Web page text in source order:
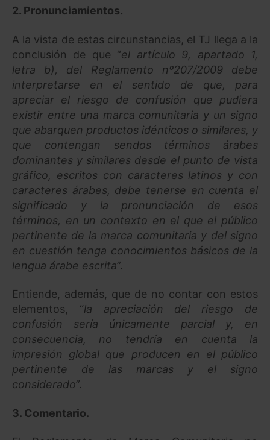
2. Pronunciamientos.
A la vista de estas circunstancias, el TJ llega a la
conclusión de que “el artículo 9, apartado 1,
letra b), del Reglamento nº207/2009 debe
interpretarse en el sentido de que, para
apreciar el riesgo de confusión que pudiera
existir entre una marca comunitaria y un signo
que abarquen productos idénticos o similares, y
que contengan sendos términos árabes
dominantes y similares desde el punto de vista
gráfico, escritos con caracteres latinos y con
caracteres árabes, debe tenerse en cuenta el
significado y la pronunciación de esos
términos, en un contexto en el que el público
pertinente de la marca comunitaria y del signo
en cuestión tenga conocimientos básicos de la
lengua árabe escrita”.
Entiende, además, que de no contar con estos
elementos, “la apreciación del riesgo de
confusión sería únicamente parcial y, en
consecuencia, no tendría en cuenta la
impresión global que producen en el público
pertinente de las marcas y el signo
considerado”.
3. Comentario.